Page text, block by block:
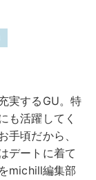
実するGU。特
も活躍してく
手頃だから、
デートに着て
michill編集部